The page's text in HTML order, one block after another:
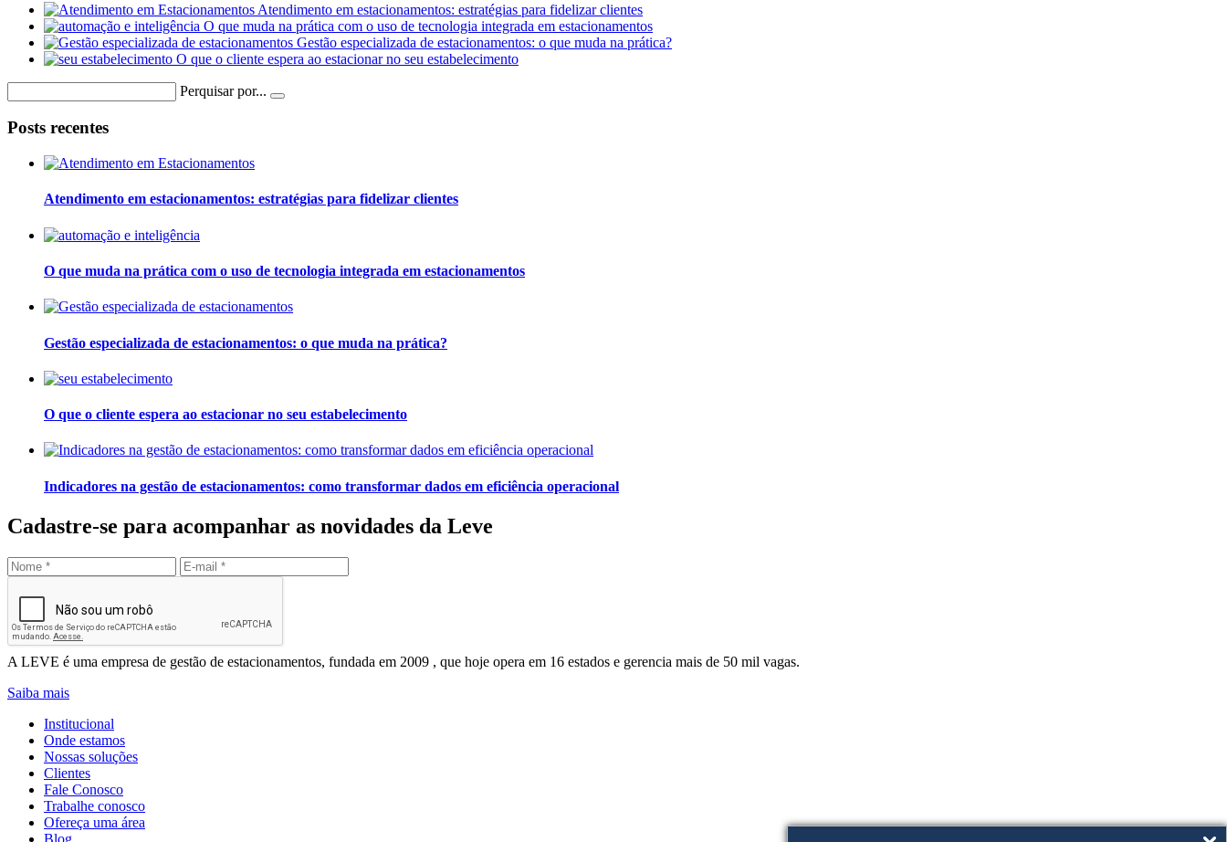
Atendimento em estacionamentos: estratégias para fidelizar clientes
O que muda na prática com o uso de tecnologia integrada em estacionamentos
Gestão especializada de estacionamentos: o que muda na prática?
O que o cliente espera ao estacionar no seu estabelecimento
Perquisar por...
Posts recentes
Atendimento em estacionamentos: estratégias para fidelizar clientes
O que muda na prática com o uso de tecnologia integrada em estacionamentos
Gestão especializada de estacionamentos: o que muda na prática?
O que o cliente espera ao estacionar no seu estabelecimento
Indicadores na gestão de estacionamentos: como transformar dados em eficiência operacional
Cadastre-se para acompanhar as novidades da Leve
Leve Mobilidade – Gestão de Estacionamentos
A LEVE é uma empresa de gestão de estacionamentos, fundada em 2009 , que hoje opera em 16 estados e gerencia mais de 50 mil vagas.
Saiba mais
Institucional
Onde estamos
Nossas soluções
Clientes
Fale Conosco
Trabalhe conosco
Ofereça uma área
Blog